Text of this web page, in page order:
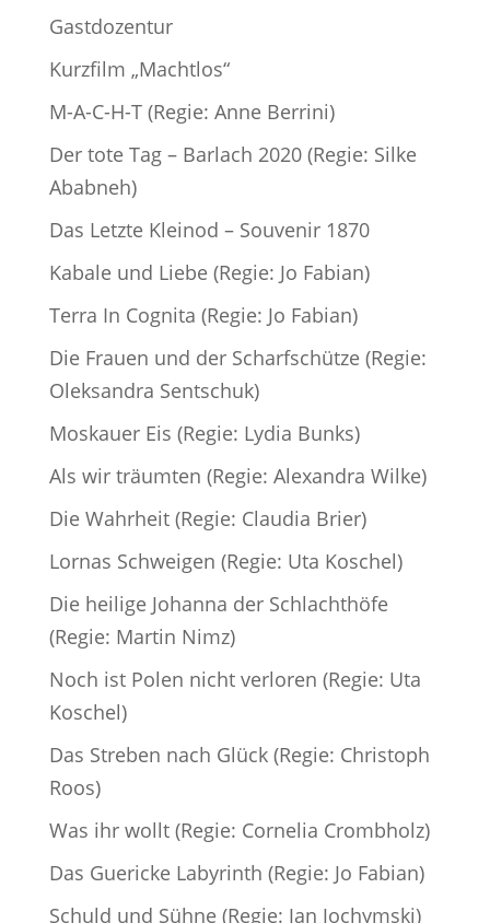
Gastdozentur
Kurzfilm „Machtlos“
M-A-C-H-T (Regie: Anne Berrini)
Der tote Tag – Barlach 2020 (Regie: Silke
Ababneh)
Das Letzte Kleinod – Souvenir 1870
Kabale und Liebe (Regie: Jo Fabian)
Terra In Cognita (Regie: Jo Fabian)
Die Frauen und der Scharfschütze (Regie:
Oleksandra Sentschuk)
Moskauer Eis (Regie: Lydia Bunks)
Als wir träumten (Regie: Alexandra Wilke)
Die Wahrheit (Regie: Claudia Brier)
Lornas Schweigen (Regie: Uta Koschel)
Die heilige Johanna der Schlachthöfe
(Regie: Martin Nimz)
Noch ist Polen nicht verloren (Regie: Uta
Koschel)
Das Streben nach Glück (Regie: Christoph
Roos)
Was ihr wollt (Regie: Cornelia Crombholz)
Das Guericke Labyrinth (Regie: Jo Fabian)
Schuld und Sühne (Regie: Jan Jochymski)